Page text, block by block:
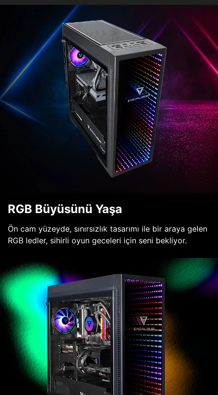
RGB Büyüsünü Yaşa
Ön cam yüzeyde, sınırsızlık tasarımı ile bir araya gelen
RGB ledler, sihirli oyun geceleri için seni bekliyor.